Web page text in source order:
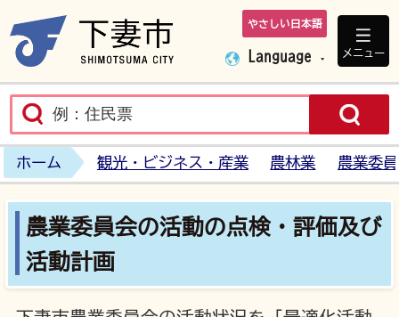
下妻市ホームペ
やさしい日本語
Language メニュー
ホーム 観光・ビジネス・産業 農林業 農業委
農業委員会の活動の点検・評価及び
活動計画